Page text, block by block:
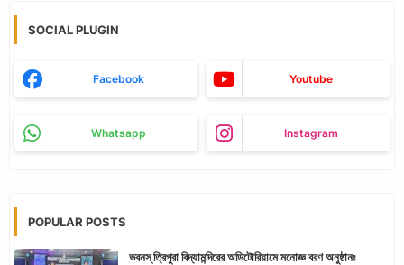
SOCIAL PLUGIN
Facebook Youtube
Whatsapp Instagram
POPULAR POSTS
ভবনস্ ত্রিপুরা বিদ্যামন্দিরের অডিটোরিয়ামে মনোজ্ঞ বরণ অনুষ্ঠানঃ